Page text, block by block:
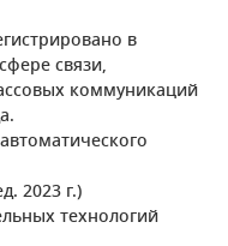
в
связи,
коммуникаций
2023 г.)
технологий